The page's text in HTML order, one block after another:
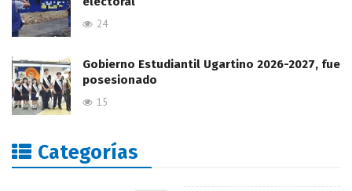
24
Gobierno Estudiantil Ugartino 2026-2027, fue
posesionado
15
Categorías